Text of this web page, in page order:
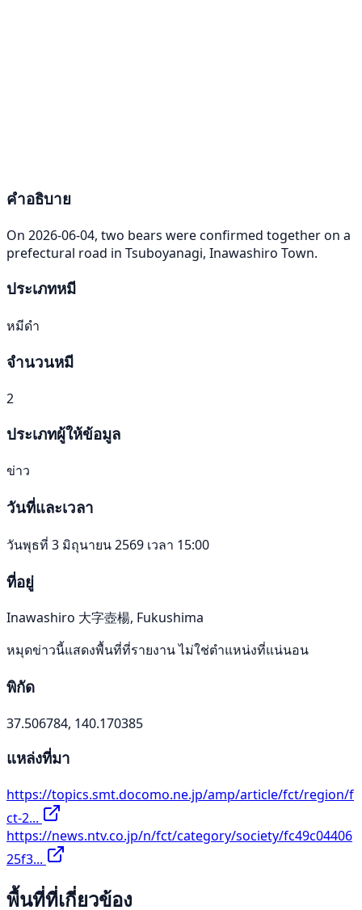
คำอธิบาย
On 2026-06-04, two bears were confirmed together on a
prefectural road in Tsuboyanagi, Inawashiro Town.
ประเภทหมี
หมีดำ
จำนวนหมี
2
ประเภทผู้ให้ข้อมูล
ข่าว
วันที่และเวลา
วันพุธที่ 3 มิถุนายน 2569 เวลา 15:00
ที่อยู่
Inawashiro 大字壺楊, Fukushima
หมุดข่าวนี้แสดงพื้นที่ที่รายงาน ไม่ใช่ตำแหน่งที่แน่นอน
พิกัด
37.506784, 140.170385
แหล่งที่มา
https://topics.smt.docomo.ne.jp/amp/article/fct/region/f
ct-2...
https://news.ntv.co.jp/n/fct/category/society/fc49c04406
25f3...
พื้นที่ที่เกี่ยวข้อง